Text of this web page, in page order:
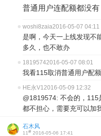
普通用户连配额都没
woshi8zaia2016-05-07 04:11
是啊，今天一上线发现不
多久，也不敢办
18195742016-05-07 08:01
我看115取消普通用户配
HE永V12016-05-09 12:32
@1819574: 不会的，115
都不担心，需要充可以加
石木风
11# 2016-05-06 17:41